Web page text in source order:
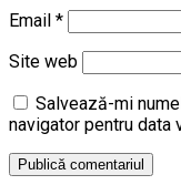
Email *
Site web
Salvează-mi
navigator pentru data